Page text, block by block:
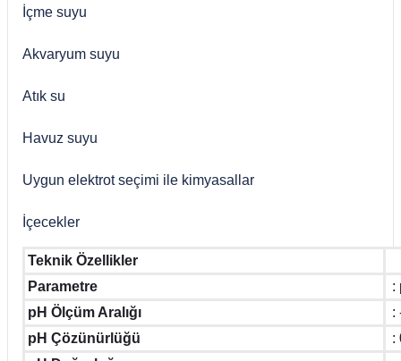
İçme suyu
Akvaryum suyu
Atık su
Havuz suyu
Uygun elektrot seçimi ile kimyasallar
İçecekler
Teknik Özellikler
Parametre
:
pH Ölçüm Aralığı
:
pH Çözünürlüğü
: